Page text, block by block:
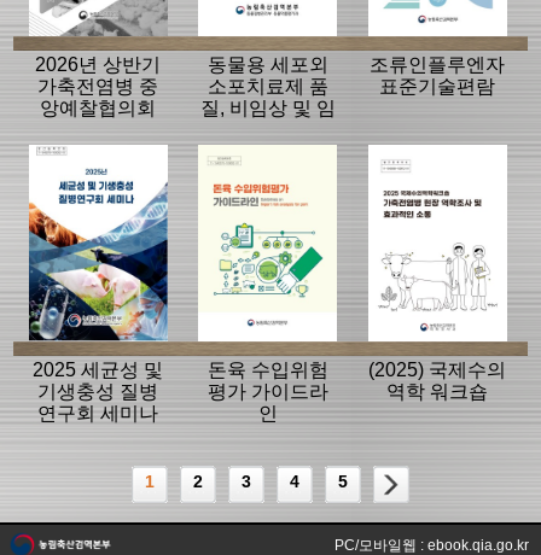
2026년 상반기
가축전염병 중
앙예찰협의회
동물용 세포외
소포치료제 품
질, 비임상 및 임
라인
조류인플루엔자
표준기술편람
2025 세균성 및
기생충성 질병
연구회 세미나
돈육 수입위험
평가 가이드라
인
(2025) 국제수의
역학 워크숍
1 2 3 4 5
PC/모바일웹 : ebook.qia.go.kr